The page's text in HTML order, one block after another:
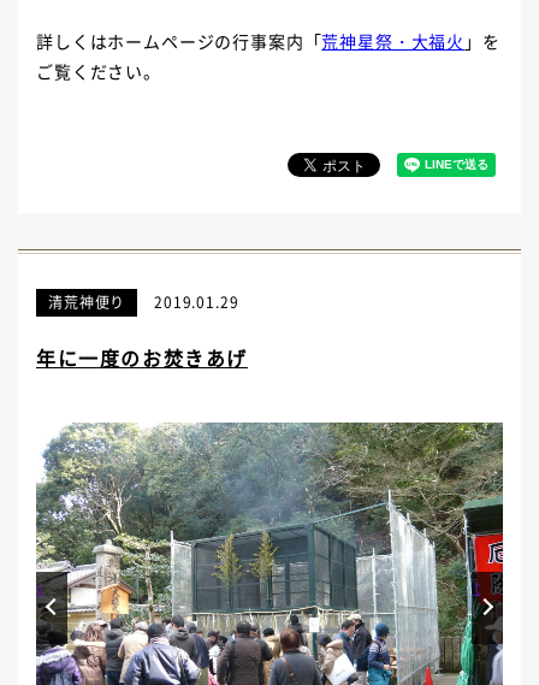
詳しくはホームページの行事案内「荒神星祭・大福火 」を
ご覧ください。
清荒神便り 2019.01.29
年に一度のお焚きあげ
Prev Next